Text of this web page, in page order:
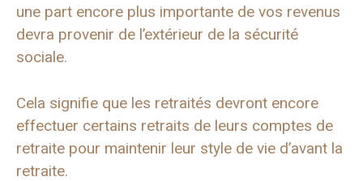
une part encore plus importante de vos revenus
devra provenir de l’extérieur de la sécurité
sociale.
Cela signifie que les retraités devront encore
effectuer certains retraits de leurs comptes de
retraite pour maintenir leur style de vie d’avant la
retraite.